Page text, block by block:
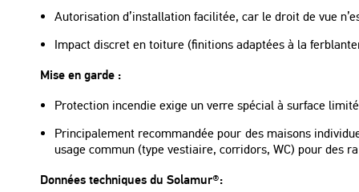
Autorisation d’installation facilitée, car le droit de vue
Impact discret en toiture (finitions adaptées à la
Mise en garde :
Protection incendie exige un verre spécial à surface
Principalement recommandée pour des maisons
usage commun (type vestiaire, corridors, WC) pour des
Données techniques du Solamur®: